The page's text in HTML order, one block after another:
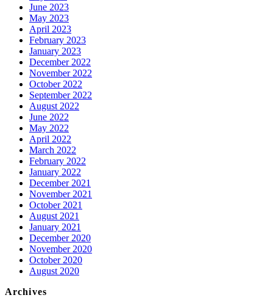
June 2023
May 2023
April 2023
February 2023
January 2023
December 2022
November 2022
October 2022
September 2022
August 2022
June 2022
May 2022
April 2022
March 2022
February 2022
January 2022
December 2021
November 2021
October 2021
August 2021
January 2021
December 2020
November 2020
October 2020
August 2020
Archives